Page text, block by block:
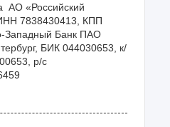
АО «Российский
7838430413, КПП
Западный Банк ПАО
БИК 044030653, к/
р/с